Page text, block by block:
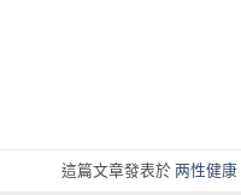
這篇文章發表於两性健康